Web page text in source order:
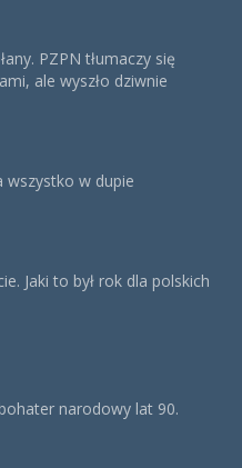
PZPN tłumaczy się
ale wyszło dziwnie
wszystko w dupie
Jaki to był rok dla polskich
narodowy lat 90.